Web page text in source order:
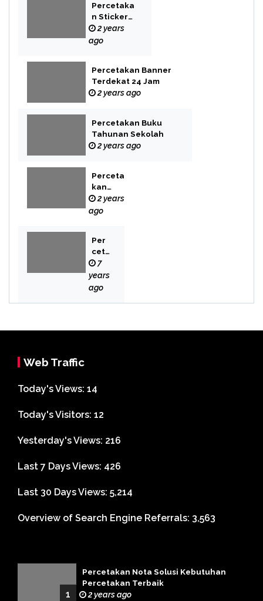
Percetaka
n Sticker
Label
2 years
ago
Percetakan Banner
Terdekat 24 Jam
2 years ago
Percetakan Buku
Tahunan Sekolah
2 years ago
Perceta
kan
Buku
Novel
2 years
ago
Per
cet
aka
n
Bek
7
years
ago
Web Traffic
Today's Views: 14
Today's Visitors: 12
Yesterday's Views: 216
Last 7 Days Views: 426
Last 30 Days Views: 5,214
Overview of Search Engine Referrals: 3,563
1
Percetakan Nota Solusi Kebutuhan
Percetakan Terbaik
2 years ago